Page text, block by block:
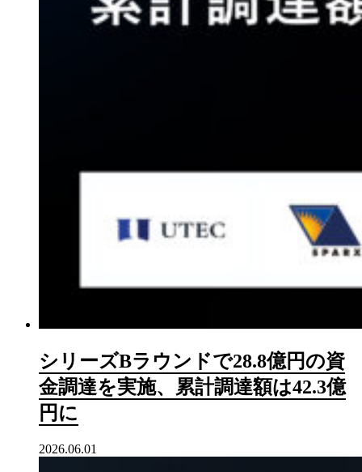
シリーズBラウンドで28.8億円の資
金調達を実施、累計調達額は42.3億
円に
2026.06.01